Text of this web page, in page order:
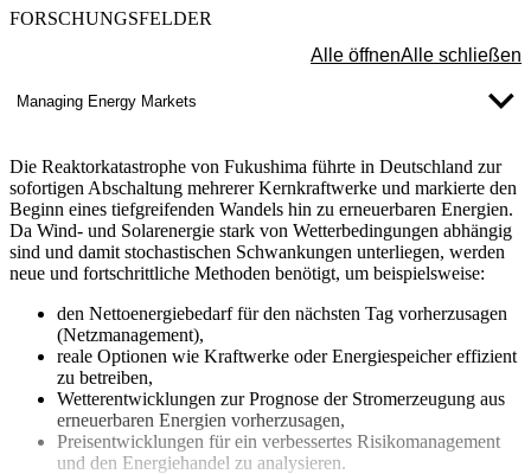
FORSCHUNGSFELDER
Alle öffnenAlle schließen
​Managing Energy Markets
Die Reaktorkatastrophe von Fukushima führte in Deutschland zur
sofortigen Abschaltung mehrerer Kernkraftwerke und markierte den
Beginn eines tiefgreifenden Wandels hin zu erneuerbaren Energien.
Da Wind- und Solarenergie stark von Wetterbedingungen abhängig
sind und damit stochastischen Schwankungen unterliegen, werden
neue und fortschrittliche Methoden benötigt, um beispielsweise:
den Nettoenergiebedarf für den nächsten Tag vorherzusagen
(Netzmanagement),
reale Optionen wie Kraftwerke oder Energiespeicher effizient
zu betreiben,
Wetterentwicklungen zur Prognose der Stromerzeugung aus
erneuerbaren Energien vorherzusagen,
Preisentwicklungen für ein verbessertes Risikomanagement
und den Energiehandel zu analysieren.